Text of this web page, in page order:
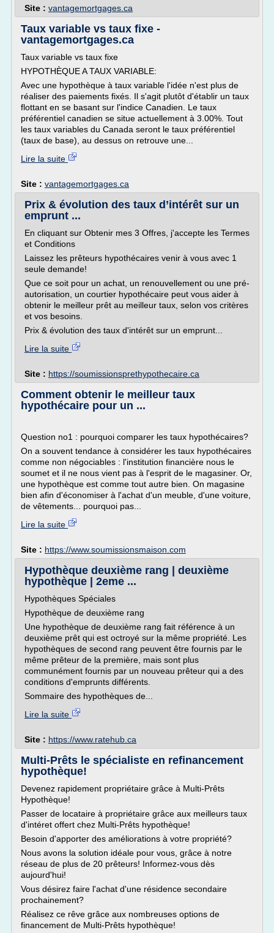
Site : vantagemortgages.ca
Taux variable vs taux fixe -
vantagemortgages.ca
Taux variable vs taux fixe
HYPOTHÈQUE A TAUX VARIABLE:
Avec une hypothèque à taux variable l'idée n'est plus de
réaliser des paiements fixés. Il s'agit plutôt d'établir un taux
flottant en se basant sur l'indice Canadien. Le taux
préférentiel canadien se situe actuellement à 3.00%. Tout
les taux variables du Canada seront le taux préférentiel
(taux de base), au dessus on retrouve une...
Lire la suite
Site : vantagemortgages.ca
Prix & évolution des taux d’intérêt sur un
emprunt ...
En cliquant sur Obtenir mes 3 Offres, j'accepte les Termes
et Conditions
Laissez les prêteurs hypothécaires venir à vous avec 1
seule demande!
Que ce soit pour un achat, un renouvellement ou une pré-
autorisation, un courtier hypothécaire peut vous aider à
obtenir le meilleur prêt au meilleur taux, selon vos critères
et vos besoins.
Prix & évolution des taux d'intérêt sur un emprunt...
Lire la suite
Site : https://soumissionsprethypothecaire.ca
Comment obtenir le meilleur taux
hypothécaire pour un ...
Question no1 : pourquoi comparer les taux hypothécaires?
On a souvent tendance à considérer les taux hypothécaires
comme non négociables : l'institution financière nous le
soumet et il ne nous vient pas à l'esprit de le magasiner. Or,
une hypothèque est comme tout autre bien. On magasine
bien afin d'économiser à l'achat d'un meuble, d'une voiture,
de vêtements... pourquoi pas...
Lire la suite
Site : https://www.soumissionsmaison.com
Hypothèque deuxième rang | deuxième
hypothèque | 2eme ...
Hypothèques Spéciales
Hypothèque de deuxième rang
Une hypothèque de deuxième rang fait référence à un
deuxième prêt qui est octroyé sur la même propriété. Les
hypothèques de second rang peuvent être fournis par le
même prêteur de la première, mais sont plus
communément fournis par un nouveau prêteur qui a des
conditions d'emprunts différents.
Sommaire des hypothèques de...
Lire la suite
Site : https://www.ratehub.ca
Multi-Prêts le spécialiste en refinancement
hypothèque!
Devenez rapidement propriétaire grâce à Multi-Prêts
Hypothèque!
Passer de locataire à propriétaire grâce aux meilleurs taux
d'intéret offert chez Multi-Prêts hypothèque!
Besoin d'apporter des améliorations à votre propriété?
Nous avons la solution idéale pour vous, grâce à notre
réseau de plus de 20 prêteurs! Informez-vous dès
aujourd'hui!
Vous désirez faire l'achat d'une résidence secondaire
prochainement?
Réalisez ce rêve grâce aux nombreuses options de
financement de Multi-Prêts hypothèque!